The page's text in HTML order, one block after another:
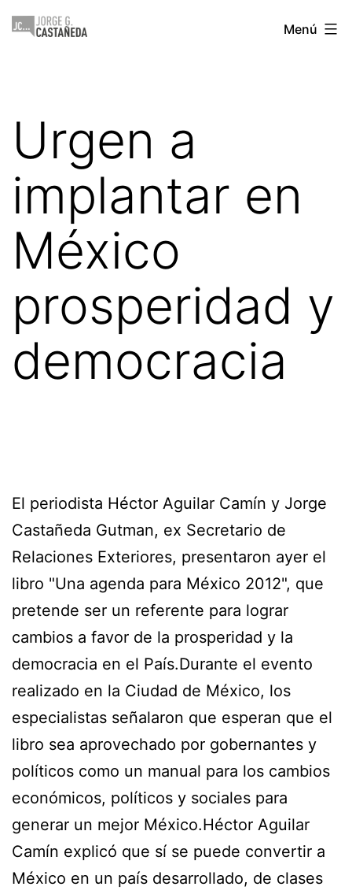
Saltar
Jorge
Menú
Urgen a
implantar en
México
prosperidad y
democracia
El periodista Héctor Aguilar Camín y Jorge
Castañeda Gutman, ex Secretario de
Relaciones Exteriores, presentaron ayer el
libro "Una agenda para México 2012", que
pretende ser un referente para lograr
cambios a favor de la prosperidad y la
democracia en el País.Durante el evento
realizado en la Ciudad de México, los
especialistas señalaron que esperan que el
libro sea aprovechado por gobernantes y
políticos como un manual para los cambios
económicos, políticos y sociales para
generar un mejor México.Héctor Aguilar
Camín explicó que sí se puede convertir a
México en un país desarrollado, de clases